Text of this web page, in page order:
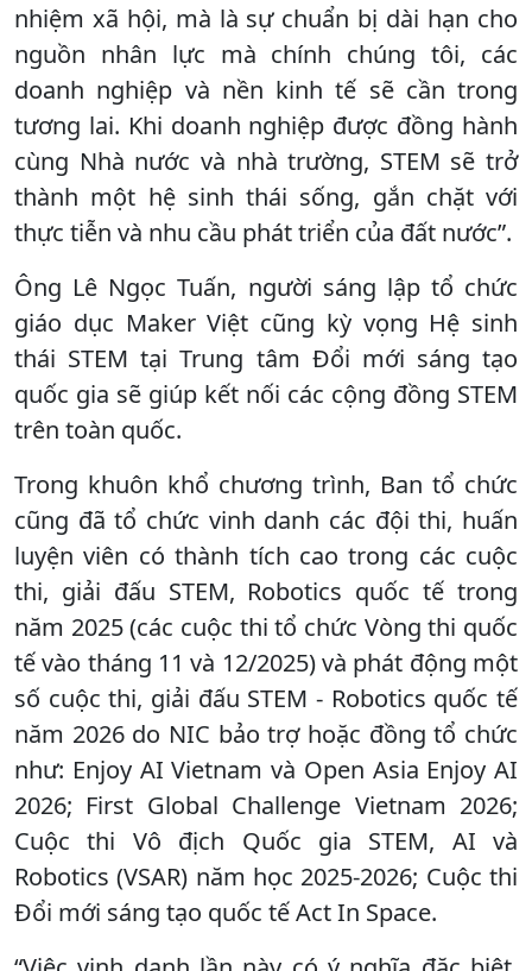
nhiệm xã hội, mà là sự chuẩn bị dài hạn cho
nguồn nhân lực mà chính chúng tôi, các
doanh nghiệp và nền kinh tế sẽ cần trong
tương lai. Khi doanh nghiệp được đồng hành
cùng Nhà nước và nhà trường, STEM sẽ trở
thành một hệ sinh thái sống, gắn chặt với
thực tiễn và nhu cầu phát triển của đất nước”.
Ông Lê Ngọc Tuấn, người sáng lập tổ chức
giáo dục Maker Việt cũng kỳ vọng Hệ sinh
thái STEM tại Trung tâm Đổi mới sáng tạo
quốc gia sẽ giúp kết nối các cộng đồng STEM
trên toàn quốc.
Trong khuôn khổ chương trình, Ban tổ chức
cũng đã tổ chức vinh danh các đội thi, huấn
luyện viên có thành tích cao trong các cuộc
thi, giải đấu STEM, Robotics quốc tế trong
năm 2025 (các cuộc thi tổ chức Vòng thi quốc
tế vào tháng 11 và 12/2025) và phát động một
số cuộc thi, giải đấu STEM - Robotics quốc tế
năm 2026 do NIC bảo trợ hoặc đồng tổ chức
như: Enjoy AI Vietnam và Open Asia Enjoy AI
2026; First Global Challenge Vietnam 2026;
Cuộc thi Vô địch Quốc gia STEM, AI và
Robotics (VSAR) năm học 2025-2026; Cuộc thi
Đổi mới sáng tạo quốc tế Act In Space.